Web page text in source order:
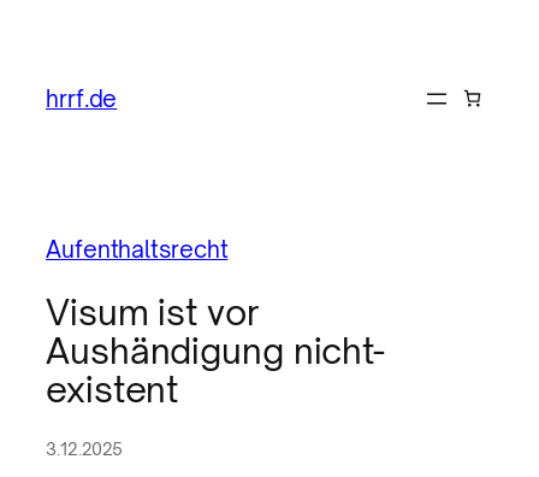
hrrf.de
Aufenthaltsrecht
Visum ist vor
Aushändigung nicht-
existent
3.12.2025